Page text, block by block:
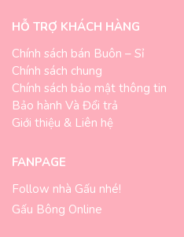
HỖ TRỢ KHÁCH HÀNG
Chính sách bán Buôn – Sỉ
Chính sách chung
Chính sách bảo mật thông tin
Bảo hành Và Đổi trả
Giới thiệu & Liên hệ
FANPAGE
Follow nhà Gấu nhé!
Gấu Bông Online